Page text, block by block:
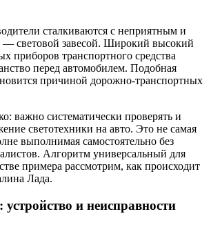
сталкиваются с неприятным и
световой завесой. Широкий высокий
приборов транспортного средства
перед автомобилем. Подобная
причиной дорожно-транспортных
важно систематически проверять и
светотехники на авто. Это не самая
выполнимая самостоятельно без
Алгоритм универсальный для
примера рассмотрим, как происходит
Лада.
и неисправности